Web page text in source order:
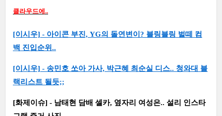
클라우드에..
[이시우] - 아이콘 부진, YG의 돌연변이? 블링블링 벌떼 컴
백 진입순위..
[이시우] - 송민호 쏘아 가사, 박근혜 최순실 디스.. 청와대 블
랙리스트 될듯;;
[화제이슈] - 남태현 담배 셀카, 옆자리 여성은.. 설리 인스타